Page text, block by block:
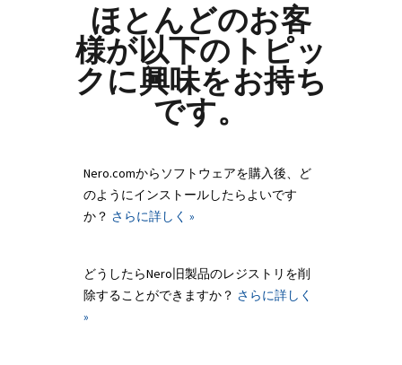
ほとんどのお客
様が以下のトピッ
クに興味をお持ち
です。
Nero.comからソフトウェアを購入後、ど
のようにインストールしたらよいです
か？ さらに詳しく »
どうしたらNero旧製品のレジストリを削
除することができますか？ さらに詳しく
»